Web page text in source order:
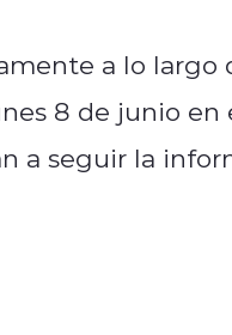
a lo largo
8 de junio en
a seguir la